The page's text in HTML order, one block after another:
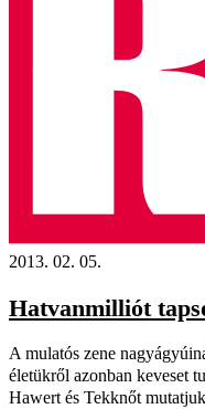
2013. 02. 05.
Hatvanmilliót
A mulatós zene
életükről azonban keveset
Hawert és Tekknőt